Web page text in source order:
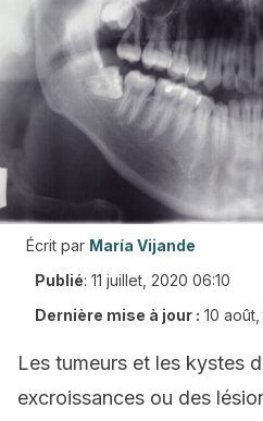
Écrit par María Vijande
Publié: 11 juillet, 2020 06:10
Dernière mise à jour : 10
Les tumeurs et les kystes
excroissances ou des